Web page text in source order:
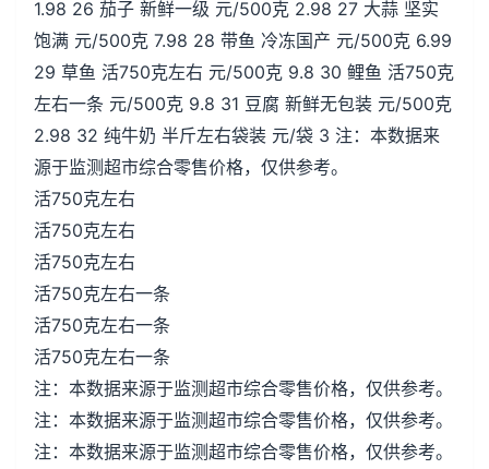
1.98 26 茄子 新鲜一级 元/500克 2.98 27 大蒜 坚实
饱满 元/500克 7.98 28 带鱼 冷冻国产 元/500克 6.99
29 草鱼 活750克左右 元/500克 9.8 30 鲤鱼 活750克
左右一条 元/500克 9.8 31 豆腐 新鲜无包装 元/500克
2.98 32 纯牛奶 半斤左右袋装 元/袋 3 注：本数据来
源于监测超市综合零售价格，仅供参考。
活750克左右
活750克左右
活750克左右
活750克左右一条
活750克左右一条
活750克左右一条
注：本数据来源于监测超市综合零售价格，仅供参考。
注：本数据来源于监测超市综合零售价格，仅供参考。
注：本数据来源于监测超市综合零售价格，仅供参考。